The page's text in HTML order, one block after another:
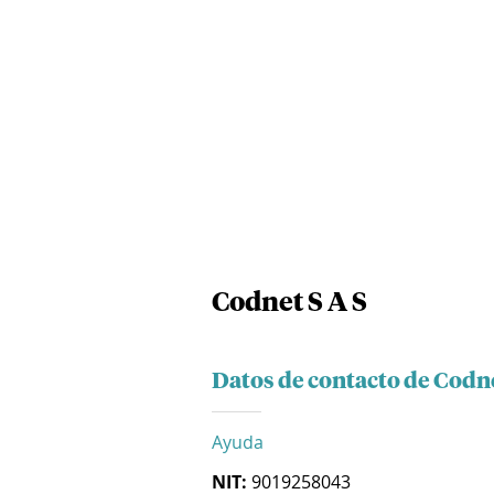
Codnet S A S
Datos de contacto de
Ayuda
NIT: 9019258043